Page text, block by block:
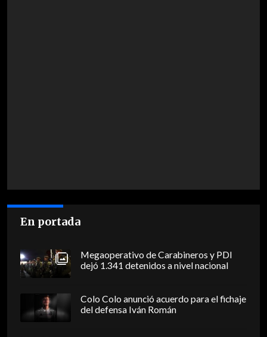
En portada
Megaoperativo de Carabineros y PDI
dejó 1.341 detenidos a nivel nacional
Colo Colo anunció acuerdo para el fichaje
del defensa Iván Román